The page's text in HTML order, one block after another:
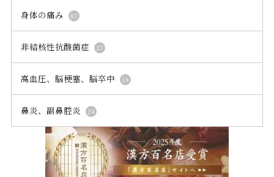
身体の痛み 87
非結核性抗酸菌症 27
高血圧、脳梗塞、脳卒中 18
鼻炎、副鼻腔炎 24